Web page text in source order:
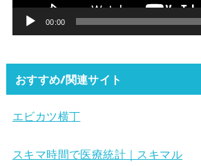
00:00
おすすめ/関連サイト
エビカツ横丁
スキマ時間で医療統計｜スキマル